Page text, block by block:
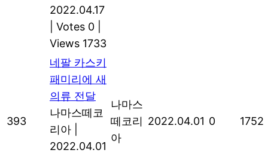
2022.04.17
Votes 0
Views 1733
393
네팔 카스키
패미리에 새
의류 전달
나마스떼코
리아
2022.04.01
나마스
떼코리
아
2022.04.01 0 1752